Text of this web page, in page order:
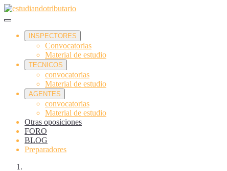
INSPECTORES
Convocatorias
Material de estudio
TECNICOS
convocatorias
Material de estudio
AGENTES
convocatorias
Material de estudio
Otras oposiciones
FORO
BLOG
Preparadores